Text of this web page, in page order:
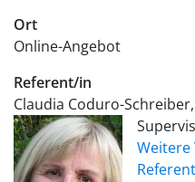
Ort
Online-Angebot
Referent/in
Claudia Coduro-